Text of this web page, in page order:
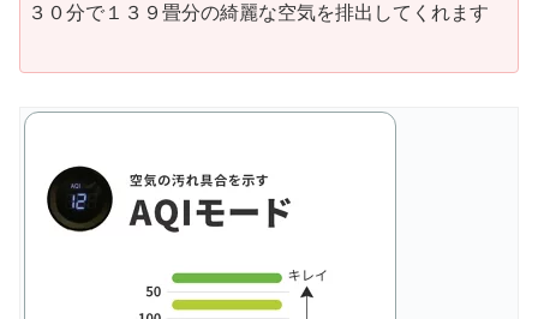
３０分で１３９畳分の綺麗な空気を排出してくれます